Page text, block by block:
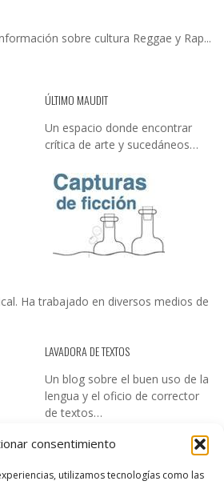
consentimiento
utilizamos tecnologías como las
sobre cultura Reggae y Rap...
ÚLTIMO MAUDIT
Un espacio donde encontrar
crítica de arte y sucedáneos…
Ha trabajado en diversos medios de
LAVADORA DE TEXTOS
Un blog sobre el buen uso de la
lengua y el oficio de corrector
de textos…